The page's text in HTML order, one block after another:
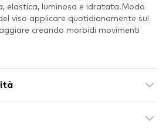
elastica, luminosa e idratata.Modo
viso applicare quotidianamente sul
creando morbidi movimenti